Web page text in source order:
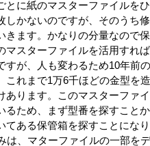
とに紙のマスターファイルを
しかないのですが、そのうち
きます。かなりの分量なので
マスターファイルを活用すれ
すが、人も変わるため10年前
これまで1万6千ほどの金型を
あります。このマスターファ
るため、まず型番を探すことか
てある保管箱を探すことにな
は、マターファイルの一部を